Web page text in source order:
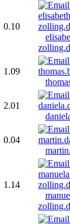
0.10
1.09
2.01
0.04
1.14